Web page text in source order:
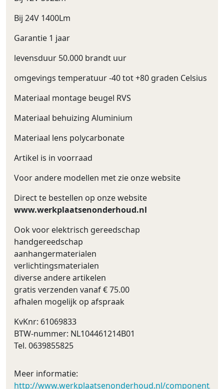
Bij 24V 1400Lm
Garantie 1 jaar
levensduur 50.000 brandt uur
omgevings temperatuur -40 tot +80 graden Celsius
Materiaal montage beugel RVS
Materiaal behuizing Aluminium
Materiaal lens polycarbonate
Artikel is in voorraad
Voor andere modellen met zie onze website
Direct te bestellen op onze website
www.werkplaatsenonderhoud.nl
Ook voor elektrisch gereedschap
handgereedschap
aanhangermaterialen
verlichtingsmaterialen
diverse andere artikelen
gratis verzenden vanaf € 75.00
afhalen mogelijk op afspraak
KvKnr: 61069833
BTW-nummer: NL104461214B01
Tel. 0639855825
Meer informatie:
http://www.werkplaatsenonderhoud.nl/component/